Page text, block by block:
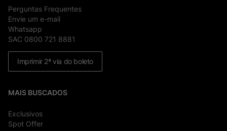
Perguntas Frequentes
Envie um e-mail
Whatsapp
SAC 0800 721 8881
Imprimir 2ª via do boleto
MAIS BUSCADOS
Exclusivos
Spot Offer